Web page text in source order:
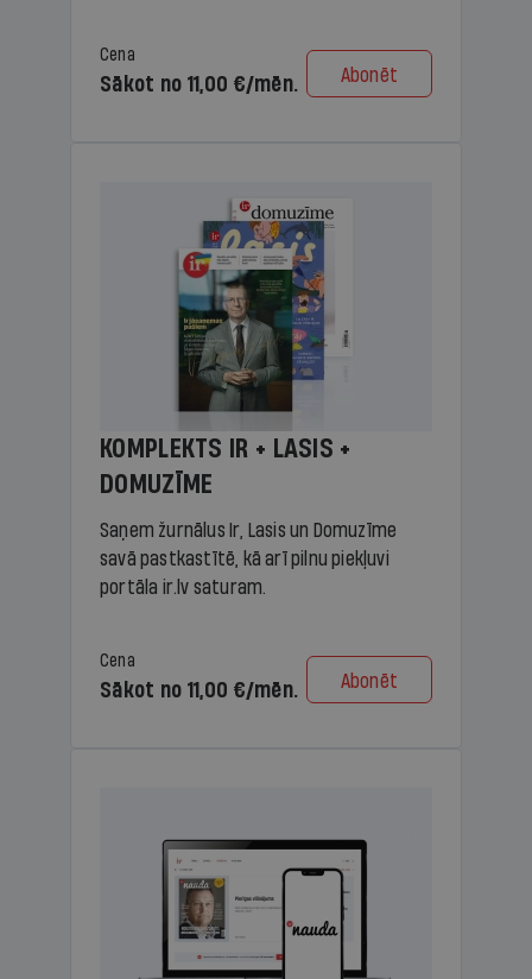
Cena
Sākot no 11,00 €/mēn. Abonēt
KOMPLEKTS IR + LASIS +
DOMUZĪME
Saņem žurnālus Ir, Lasis un Domuzīme
savā pastkastītē, kā arī pilnu piekļuvi
portāla ir.lv saturam.
Cena
Sākot no 11,00 €/mēn. Abonēt